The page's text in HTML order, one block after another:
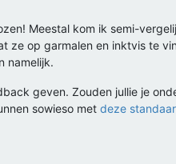
Meestal kom ik semi-
ze op garmalen en inktvis te
namelijk.
geven. Zouden jullie je
sowieso met deze